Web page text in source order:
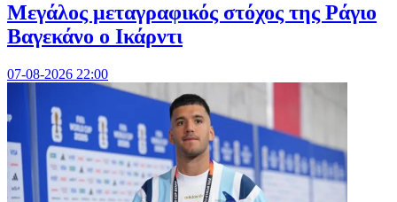
Μεγάλος μεταγραφικός στόχος της Ράγιο
Βαγεκάνο ο Ικάρντι
07-08-2026 22:00